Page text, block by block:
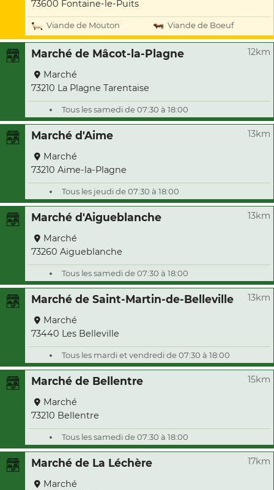
73600 Fontaine-le-Puits
Viande de Mouton Viande de Boeuf
Marché de Mâcot-la-Plagne 12km
Marché
73210 La Plagne Tarentaise
Tous les samedi de 07:30 à 18:00
Marché d'Aime 13km
Marché
73210 Aime-la-Plagne
Tous les jeudi de 07:30 à 18:00
Marché d'Aigueblanche 13km
Marché
73260 Aigueblanche
Tous les samedi de 07:30 à 18:00
Marché de Saint-Martin-de-Belleville 13km
Marché
73440 Les Belleville
Tous les mardi et vendredi de 07:30 à 18:00
Marché de Bellentre 15km
Marché
73210 Bellentre
Tous les samedi de 07:30 à 18:00
Marché de La Léchère 17km
Marché